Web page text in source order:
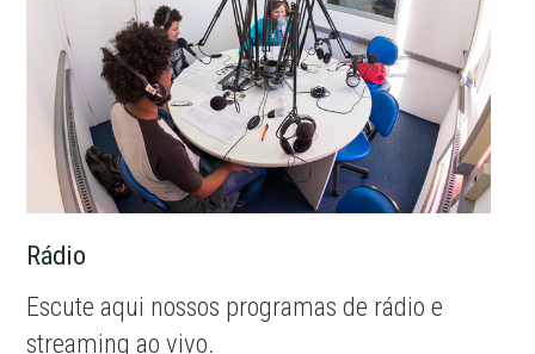
Rádio
Escute aqui nossos programas de rádio e
streaming ao vivo.